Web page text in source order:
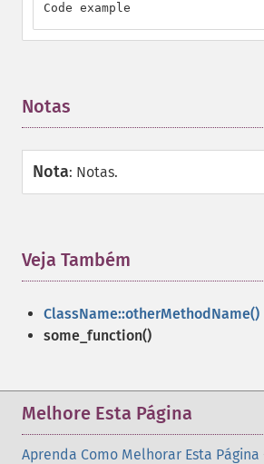
Code example
Notas
Nota: Notas.
Veja Também
ClassName::otherMethodName()
some_function()
Melhore Esta Página
Aprenda Como Melhorar Esta Página